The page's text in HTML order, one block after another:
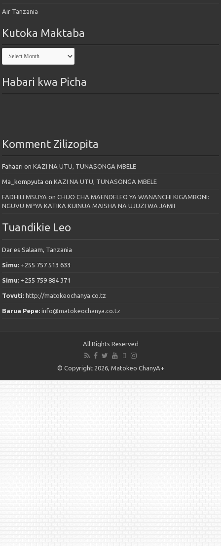
Air Tanzania
Kutoka Maktaba
Kutoka
Maktaba
Habari kwa Picha
Komment Zilizopita
Fahaari onKAZI NA UTU, TUNASONGA MBELE
Ma_kompyuta onKAZI NA UTU, TUNASONGA MBELE
FADHILI MSUYA onCHUO CHA MAENDELEO YA WANANCHI KIGAMBONI:
NGUVU MPYA KATIKA KUINUA MAISHA NA UJUZI WA JAMII
Tuandikie Leo
Dar es Salaam, Tanzania
Simu: +255 757 513 633
Simu: +255 759 884 371
Tovuti: http://matokeochanya.co.tz
Barua Pepe:info@matokeochanya.co.tz
All Rights Reserved
© Copyright 2026, Matokeo ChanyA+